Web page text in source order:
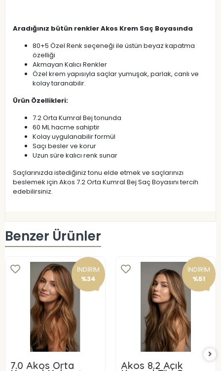
Aradığınız bütün renkler Akos Krem Saç Boyasında
80+5 Özel Renk seçeneği ile üstün beyaz kapatma
özelliği
Akmayan Kalıcı Renkler
Özel krem yapısıyla saçlar yumuşak, parlak, canlı ve
kolay taranabilir.
Ürün Özellikleri:
7.2 Orta Kumral Bej tonunda
60 ML hacme sahiptir
Kolay uygulanabilir formül
Saçı besler ve korur
Uzun süre kalıcı renk sunar
Saçlarınızda istediğiniz tonu elde etmek ve saçlarınızı
beslemek için Akos 7.2 Orta Kumral Bej Saç Boyasını tercih
edebilirsiniz.
Benzer Ürünler
İNDİRİM
%34
7.0 Akos Orta
İNDİRİM
%51
Akos 8.2 Açık